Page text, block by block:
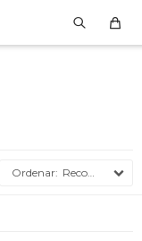
Recomendados